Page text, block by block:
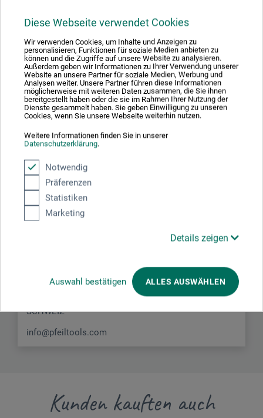
Diese Webseite verwendet Cookies
Wir verwenden Cookies, um Inhalte und Anzeigen zu
personalisieren, Funktionen für soziale Medien anbieten zu
können und die Zugriffe auf unsere Website zu analysieren.
Außerdem geben wir Informationen zu Ihrer Verwendung unserer
Website an unsere Partner für soziale Medien, Werbung und
Analysen weiter. Unsere Partner führen diese Informationen
möglicherweise mit weiteren Daten zusammen, die Sie ihnen
bereitgestellt haben oder die sie im Rahmen Ihrer Nutzung der
Dienste gesammelt haben. Sie geben Einwilligung zu unseren
Cookies, wenn Sie unsere Webseite weiterhin nutzen.
Weitere Informationen finden Sie in unserer
Datenschutzerklärung.
Notwendig
Präferenzen
Statistiken
Marketing
Details zeigen
Auswahl bestätigen ALLES AUSWÄHLEN
Schreiben Sie die erste Bewertung zu diesem Produkt
JETZT PRODUKT BEWERTEN
Hersteller-Kontakt
Hier finden Sie die Kontaktdaten des Herstellers zu
F. Zulauf Messerschmiede und Werkzeugfabrikations
SCHWEIZ
info@pfeiltools.com
Kunden kauften auch